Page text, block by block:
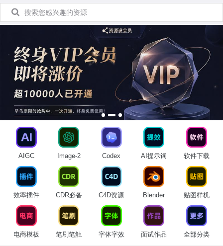
AIGC Image-2 Codex AI提示词 软件下载
效率插件 CDR必备 C4D资源 Blender 贴图样机
电商模板 笔刷笔触 字体字效 面试作品 全部分类